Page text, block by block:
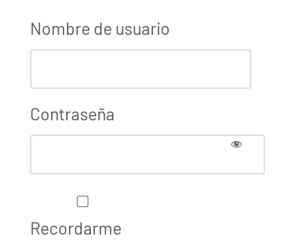
Nombre de usuario
Contraseña
Recordarme